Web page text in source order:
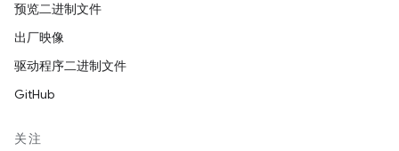
预览二进制文件
出厂映像
驱动程序二进制文件
GitHub
关注